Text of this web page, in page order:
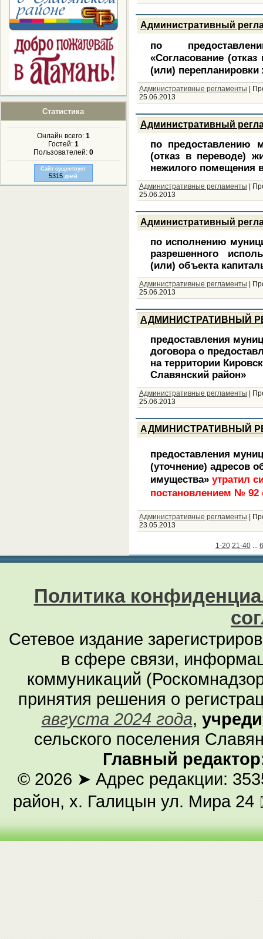
Статистика
Онлайн всего: 1
Гостей: 1
Пользователей: 0
Сайт существует
5315 дней
Административный
по
«Согласование (отказ
(или)
Административные регламенты
25.06.2013
Административный
по предоставлению
(отказ в переводе)
нежилого помещения
Административные регламенты
25.06.2013
Административный
по исполнению
разрешенного
(или) объекта
Административные регламенты
25.06.2013
АДМИНИСТРАТИВНЫЙ
предоставления
договора о
на территории
Славянский район»
Административные регламенты
25.06.2013
АДМИНИСТРАТИВНЫЙ
предоставления
(уточнение) адресов
имущества» утратил
постановлением № 92
Административные регламенты
23.05.2013
1-20 21-40 ...
Политика
Сетевое издание
в сфере связи,
коммуникаций
принятия решения о
августа 2024 года,
сельского поселения
Главный
© 2026 ➤ Адрес редакции:
район, х. Галицын ул. Мира